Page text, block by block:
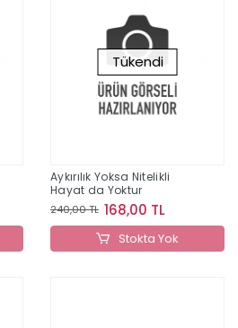
Tükendi
Aykırılık Yoksa Nitelikli
Hayat da Yoktur
240,00 TL 168,00 TL
Stokta Yok